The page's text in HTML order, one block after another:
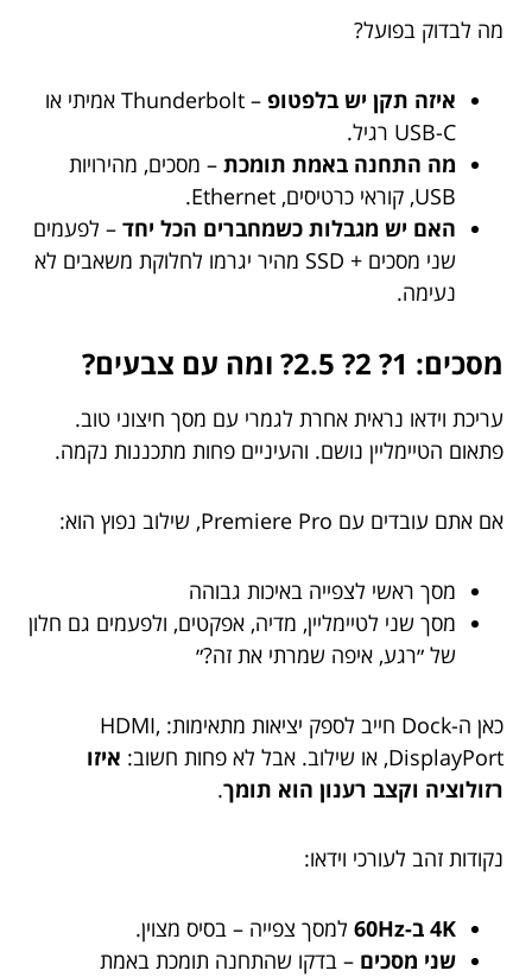
מה לבדוק בפועל?
איזה תקן יש בלפטופ
– Thunderbolt אמיתי או
USB-C רגיל.
מה התחנה באמת תומכת – מסכים, מהירויות
USB, קוראי כרטיסים, Ethernet.
האם יש מגבלות כשמחברים הכל יחד – לפעמים
שני מסכים + SSD מהיר יגרמו לחלוקת משאבים לא
נעימה.
מסכים: 1? 2? 2.5? ומה עם צבעים?
עריכת וידאו נראית אחרת לגמרי עם מסך חיצוני טוב.
פתאום הטיימליין נושם. והעיניים פחות מתכננות נקמה.
אם אתם עובדים עם Premiere Pro, שילוב נפוץ הוא:
מסך ראשי לצפייה באיכות גבוהה
מסך שני לטיימליין, מדיה, אפקטים, ולפעמים גם חלון
של ״רגע, איפה שמרתי את זה?״
כאן ה-Dock חייב לספק יציאות מתאימות: HDMI,
DisplayPort, או שילוב. אבל לא פחות חשוב:
איזו
רזולוציה וקצב רענון הוא תומך.
נקודות זהב לעורכי וידאו:
4K ב-60Hz
למסך צפייה – בסיס מצוין.
שני מסכים – בדקו שהתחנה תומכת באמת